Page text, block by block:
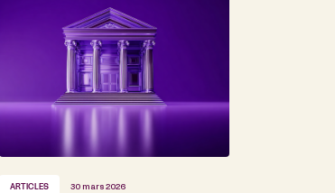
ARTICLES 30 mars 2026